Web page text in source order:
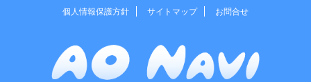
個人情報保護方針 サイトマップ お問合せ